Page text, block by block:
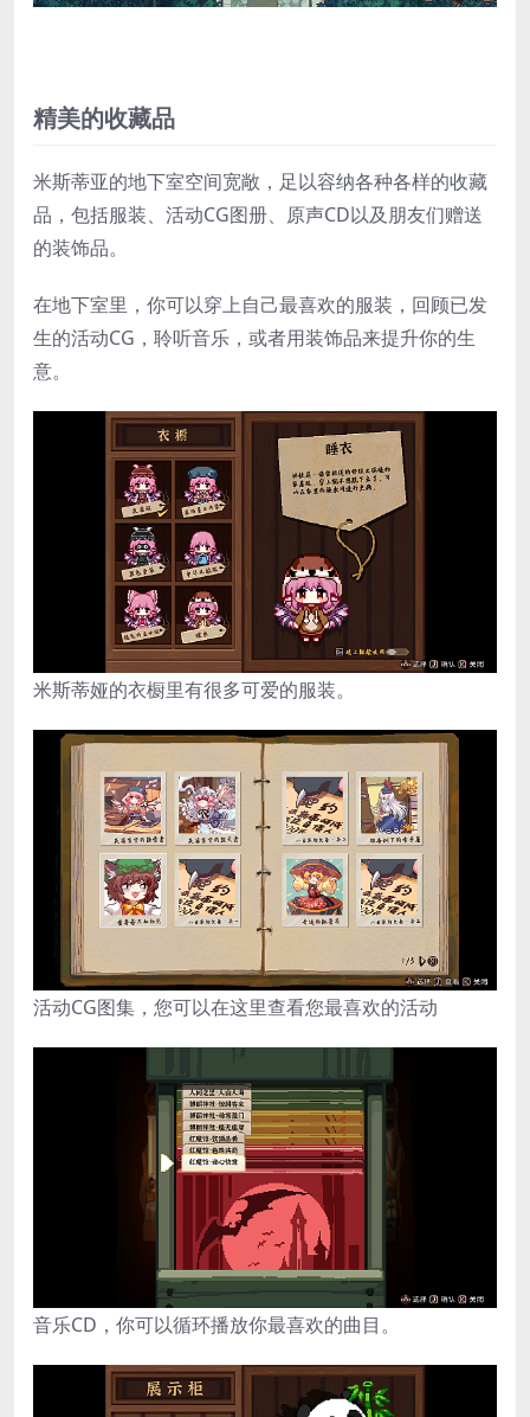
精美的收藏品
米斯蒂亚的地下室空间宽敞，足以容纳各种各样的收藏
品，包括服装、活动CG图册、原声CD以及朋友们赠送
的装饰品。
在地下室里，你可以穿上自己最喜欢的服装，回顾已发
生的活动CG，聆听音乐，或者用装饰品来提升你的生
意。
米斯蒂娅的衣橱里有很多可爱的服装。
活动CG图集，您可以在这里查看您最喜欢的活动
音乐CD，你可以循环播放你最喜欢的曲目。